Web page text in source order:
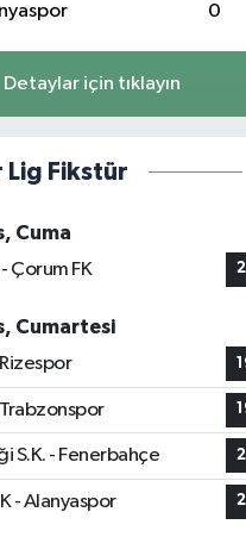
0
Detaylar için tıklayın
Lig Fikstür
Cuma
Çorum FK
Cumartesi
Trabzonspor
S.K. - Fenerbahçe
- Alanyaspor